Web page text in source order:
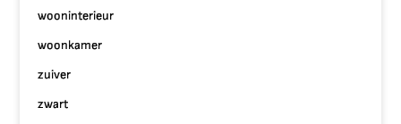
wooninterieur
woonkamer
zuiver
zwart